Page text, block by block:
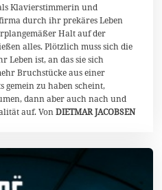
Klavierstimmerin und
durch ihr prekäres Leben
Halt auf der
alles. Plötzlich muss sich die
Leben ist, an das sie sich
Bruchstücke aus einer
gemein zu haben scheint,
dann aber auch nach und
auf. VonDIETMAR JACOBSEN